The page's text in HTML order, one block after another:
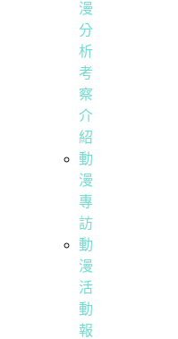
漫
分
析
考
察
介
紹
動
漫
專
訪
動
漫
活
動
報